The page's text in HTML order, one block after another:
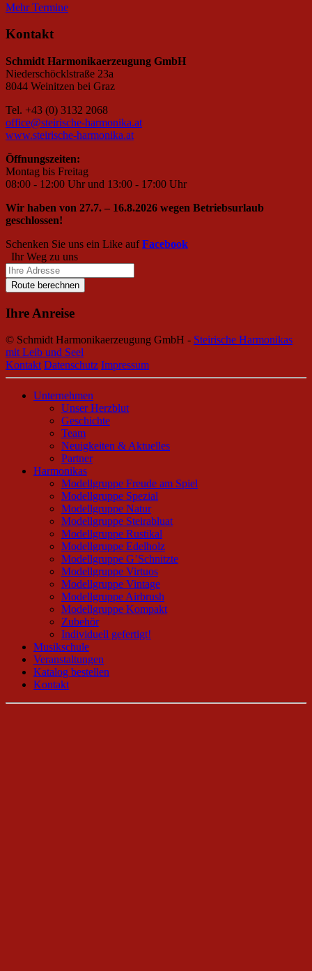
Mehr Termine
Kontakt
Schmidt Harmonikaerzeugung GmbH
Niederschöcklstraße 23a
8044 Weinitzen bei Graz
Tel. +43 (0) 3132 2068
office@steirische-harmonika.at
www.steirische-harmonika.at
Öffnungszeiten:
Montag bis Freitag
08:00 - 12:00 Uhr und 13:00 - 17:00 Uhr
Wir haben von 27.7. – 16.8.2026 wegen Betriebsurlaub
geschlossen!
Schenken Sie uns ein Like aufFacebook
Ihr Weg zu uns
Route berechnen
Ihre Anreise
© Schmidt Harmonikaerzeugung GmbH - Steirische Harmonikas
mit Leib und Seel
Kontakt Datenschutz Impressum
Unternehmen
Unser Herzblut
Geschichte
Team
Neuigkeiten & Aktuelles
Partner
Harmonikas
Modellgruppe Freude am Spiel
Modellgruppe Spezial
Modellgruppe Natur
Modellgruppe Steirabluat
Modellgruppe Rustikal
Modellgruppe Edelholz
Modellgruppe G’Schnitzte
Modellgruppe Virtuos
Modellgruppe Vintage
Modellgruppe Airbrush
Modellgruppe Kompakt
Zubehör
Individuell gefertigt!
Musikschule
Veranstaltungen
Katalog bestellen
Kontakt